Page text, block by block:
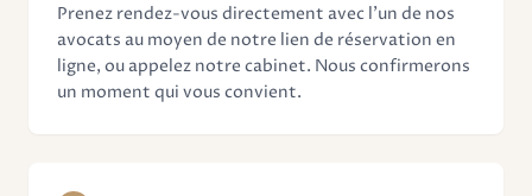
Prenez rendez-vous directement avec l'un de nos
avocats au moyen de notre lien de réservation en
ligne, ou appelez notre cabinet. Nous confirmerons
un moment qui vous convient.